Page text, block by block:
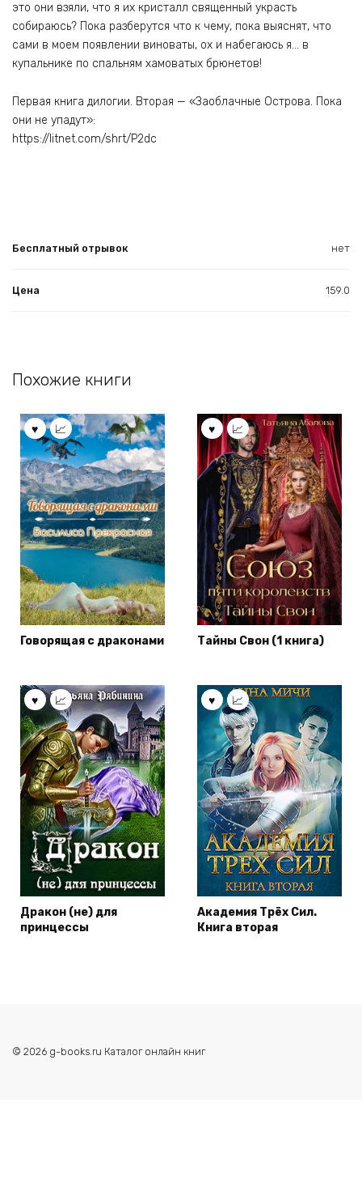
это они взяли, что я их кристалл священный украсть
собираюсь? Пока разберутся что к чему, пока выяснят, что
сами в моем появлении виноваты, ох и набегаюсь я… в
купальнике по спальням хамоватых брюнетов!
Первая книга дилогии. Вторая — «Заоблачные Острова. Пока
они не упадут»:
https://litnet.com/shrt/P2dc
Бесплатный отрывок нет
Цена 159.0
Похожие книги
Говорящая с драконами Тайны Свон (1 книга)
Дракон (не) для
принцессы
Академия Трёх Сил.
Книга вторая
© 2026 g-books.ru Каталог онлайн книг